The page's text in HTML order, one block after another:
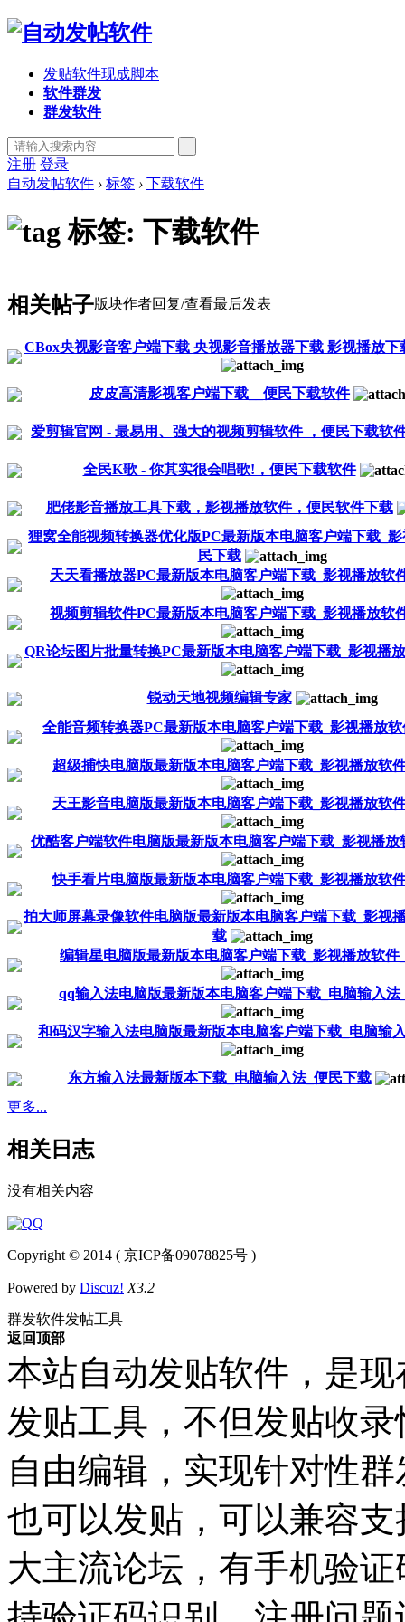
发贴软件现成脚本
软件群发
群发软件
注册 登录
自动发帖软件 › 标签 › 下载软件
标签: 下载软件
相关帖子版块作者回复/查看最后发表
CBox央视影音客户端下载 央视影音播放器下载 影视播放
皮皮高清影视客户端下载__便民下载软件
爱剪辑官网 - 最易用、强大的视频剪辑软件 ，便民下载软
全民K歌 - 你其实很会唱歌!，便民下载软件
肥佬影音播放工具下载，影视播放软件，便民软件下载
狸窝全能视频转换器优化版PC最新版本电脑客户端下载_
民下载
天天看播放器PC最新版本电脑客户端下载_影视播放软
视频剪辑软件PC最新版本电脑客户端下载_影视播放软
QR论坛图片批量转换PC最新版本电脑客户端下载_影视播
锐动天地视频编辑专家
全能音频转换器PC最新版本电脑客户端下载_影视播放
超级捕快电脑版最新版本电脑客户端下载_影视播放软
天王影音电脑版最新版本电脑客户端下载_影视播放软
优酷客户端软件电脑版最新版本电脑客户端下载_影视播放
快手看片电脑版最新版本电脑客户端下载_影视播放软
拍大师屏幕录像软件电脑版最新版本电脑客户端下载_影视
载
编辑星电脑版最新版本电脑客户端下载_影视播放软件
qq输入法电脑版最新版本电脑客户端下载_电脑输入法
和码汉字输入法电脑版最新版本电脑客户端下载_电脑输
东方输入法最新版本下载_电脑输入法_便民下载
更多...
相关日志
没有相关内容
Copyright © 2014 ( 京ICP备09078825号 )
Powered by Discuz! X3.2
群发软件发帖工具
返回顶部
本站自动发贴软件，是
发贴工具，不但发贴收
自由编辑，实现针对性
也可以发贴，可以兼容支
大主流论坛，有手机验